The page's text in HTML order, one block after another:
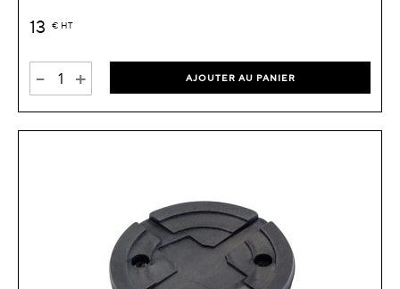
13 € HT
- + AJOUTER AU PANIER